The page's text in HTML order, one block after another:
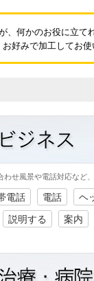
何かのお役に立て
好みで加工してお使
わせ風景や電話対応など
電話 電話 ヘ
説明する 案内